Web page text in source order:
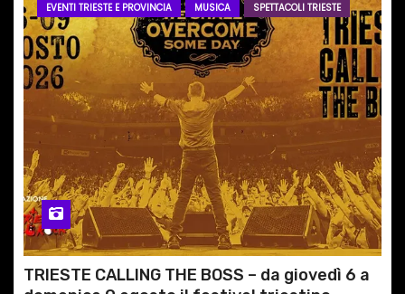
EVENTI TRIESTE E PROVINCIA MUSICA SPETTACOLI TRIESTE
TRIESTE CALLING THE BOSS – da giovedì 6 a